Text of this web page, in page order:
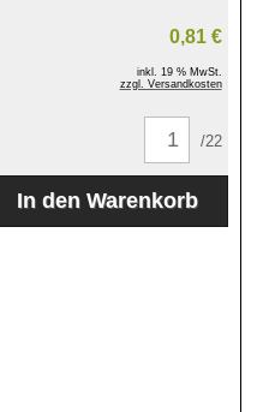
0,81 €
inkl. 19 % MwSt.
zzgl. Versandkosten
/22